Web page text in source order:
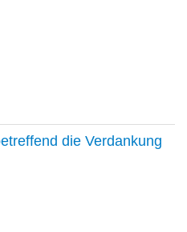
die Verdankung